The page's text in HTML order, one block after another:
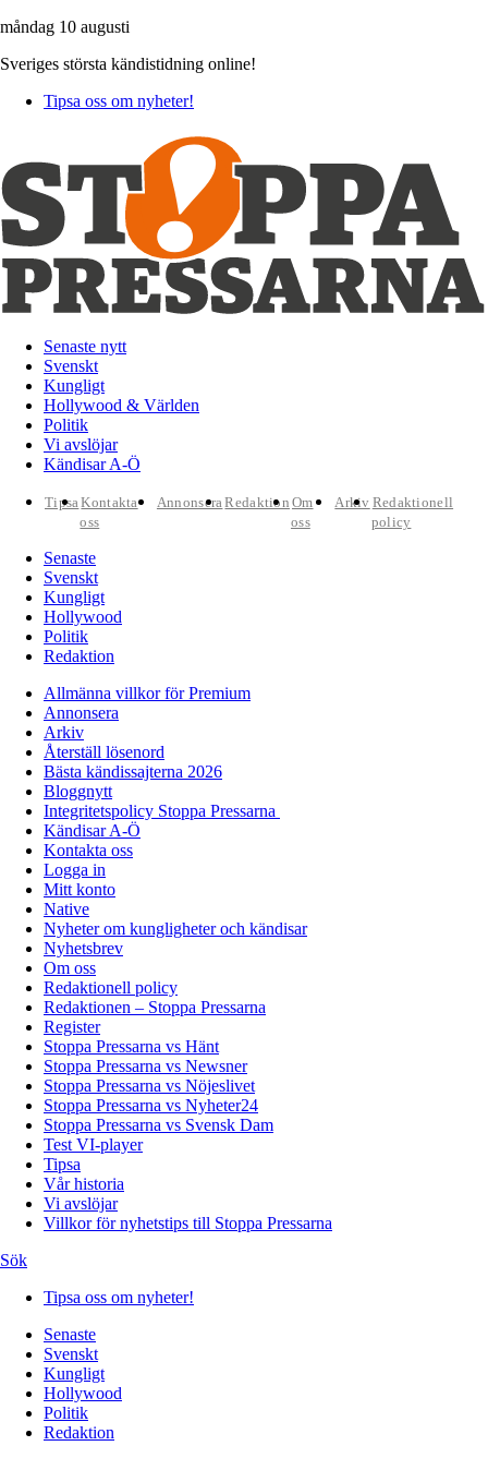
måndag 10 augusti
Sveriges största kändistidning online!
Tipsa oss om nyheter!
Senaste nytt
Svenskt
Kungligt
Hollywood & Världen
Politik
Vi avslöjar
Kändisar A-Ö
TipsaKontakta
oss
AnnonseraRedaktion Om
oss
Arkiv Redaktionell
policy
Senaste
Svenskt
Kungligt
Hollywood
Politik
Redaktion
Allmänna villkor för Premium
Annonsera
Arkiv
Återställ lösenord
Bästa kändissajterna 2026
Bloggnytt
Integritetspolicy Stoppa Pressarna
Kändisar A-Ö
Kontakta oss
Logga in
Mitt konto
Native
Nyheter om kungligheter och kändisar
Nyhetsbrev
Om oss
Redaktionell policy
Redaktionen – Stoppa Pressarna
Register
Stoppa Pressarna vs Hänt
Stoppa Pressarna vs Newsner
Stoppa Pressarna vs Nöjeslivet
Stoppa Pressarna vs Nyheter24
Stoppa Pressarna vs Svensk Dam
Test VI-player
Tipsa
Vår historia
Vi avslöjar
Villkor för nyhetstips till Stoppa Pressarna
Sök
Tipsa oss om nyheter!
Senaste
Svenskt
Kungligt
Hollywood
Politik
Redaktion